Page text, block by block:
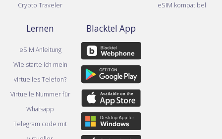
Crypto Traveler
eSIM kompatibel
Lernen
eSIM Anleitung
Wie starte ich mein
virtuelles Telefon?
Virtuelle Nummer für
Whatsapp
Telegram code mit
Blacktel App